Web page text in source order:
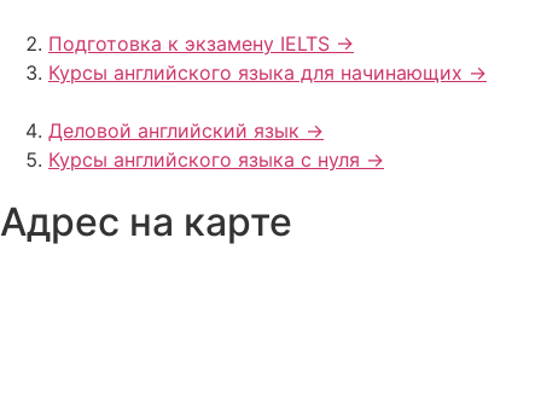
Подготовка к экзамену IELTS ->
Курсы английского языка для начинающих ->
Деловой английский язык ->
Курсы английского языка с нуля ->
Адрес на карте